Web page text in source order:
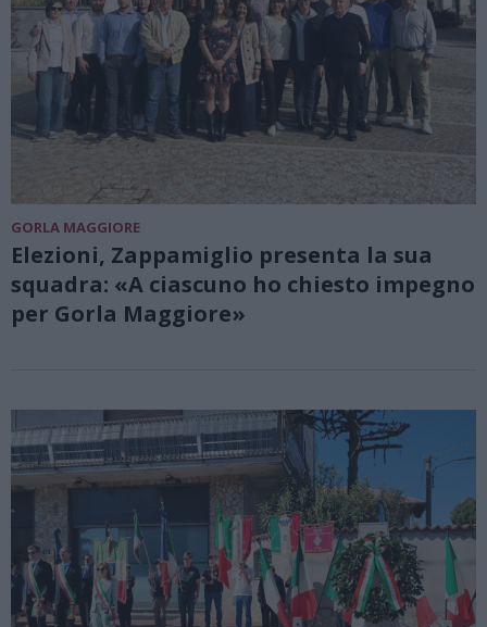
GORLA MAGGIORE
Elezioni, Zappamiglio presenta la sua
squadra: «A ciascuno ho chiesto impegno
per Gorla Maggiore»